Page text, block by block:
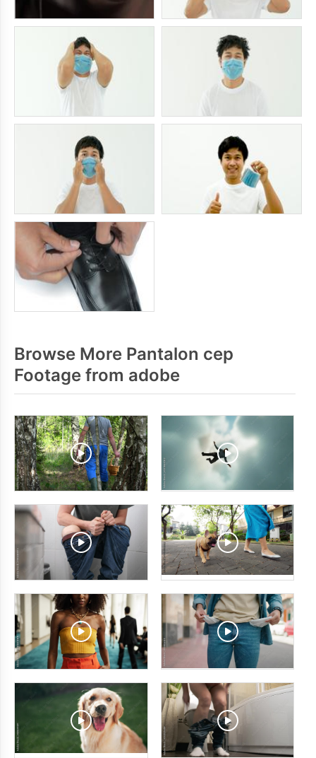
Browse More Pantalon cep
Footage from adobe